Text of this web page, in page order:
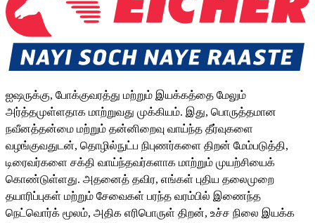
ஐஷருக்கு, போக்குவரத்து மற்றும் இயக்கத்தை மேலும்
அர்த்தமுள்ளதாக மாற்றுவது முக்கியம். இது, பொருத்தமான
நவீனத்தன்மை மற்றும் தன்னிறைவு வாய்ந்த தீர்வுகளை
வழங்குவதுடன், தொழில்நுட்ப நிபுணர்களை திறன் மேம்படுத்தி,
டிரைவர்களை சக்தி வாய்ந்தவர்களாக மாற்றும் முயற்சியைக்
கொண்டுள்ளது. அதனைத் தவிர, எங்கள் புதிய தலைமுறை
தயாரிப்புகள் மற்றும் சேவைகள் பரந்த வரம்பில் இணைந்த
நெட்வொர்க் மூலம், அதிக எரிபொருள் திறன், உச்ச நிலை இயக்க